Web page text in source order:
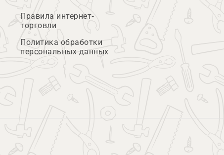
Правила интернет-
торговли
Политика обработки
персональных данных